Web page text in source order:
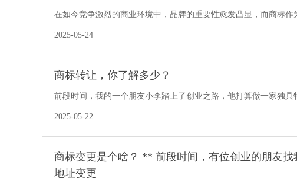
在如今竞争激烈的商业环境中，品牌的重要性愈发凸显，而商标
2025-05-24
商标转让，你了解多少？
前段时间，我的一个朋友小李踏上了创业之路，他打算做一家独
2025-05-22
商标变更是个啥？ ** 前段时间，有位创业的朋友
地址变更